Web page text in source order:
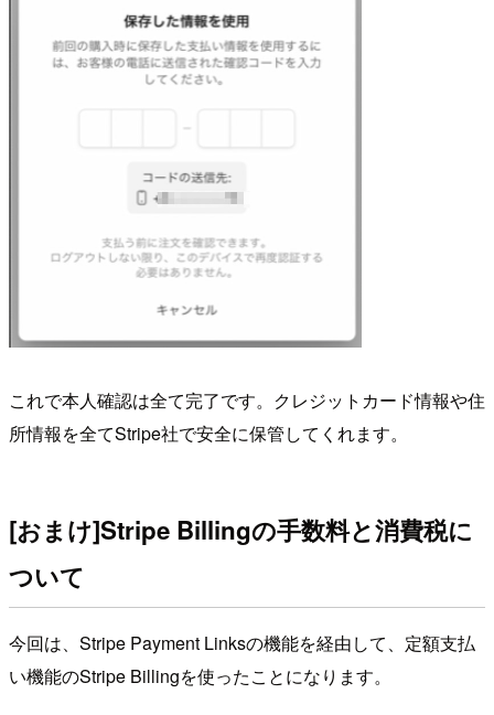
これで本人確認は全て完了です。クレジットカード情報や住
所情報を全てStripe社で安全に保管してくれます。
[おまけ]Stripe Billingの手数料と消費税に
ついて
今回は、Stripe Payment Linksの機能を経由して、定額支払
い機能のStripe Billingを使ったことになります。